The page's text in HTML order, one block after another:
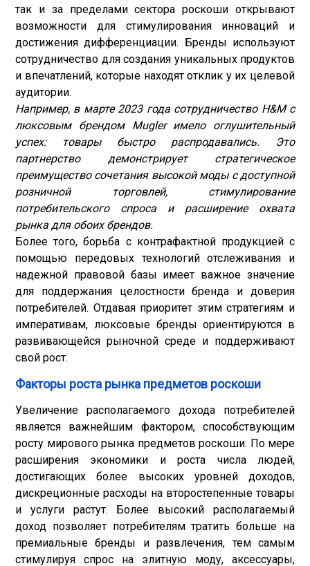
так и за пределами сектора роскоши открывают
возможности для стимулирования инноваций и
достижения дифференциации. Бренды используют
сотрудничество для создания уникальных продуктов
и впечатлений, которые находят отклик у их целевой
аудитории.
Например, в марте 2023 года сотрудничество H&M с
люксовым брендом Mugler имело оглушительный
успех: товары быстро распродавались. Это
партнерство демонстрирует стратегическое
преимущество сочетания высокой моды с доступной
розничной торговлей, стимулирование
потребительского спроса и расширение охвата
рынка для обоих брендов.
Более того, борьба с контрафактной продукцией с
помощью передовых технологий отслеживания и
надежной правовой базы имеет важное значение
для поддержания целостности бренда и доверия
потребителей. Отдавая приоритет этим стратегиям и
императивам, люксовые бренды ориентируются в
развивающейся рыночной среде и поддерживают
свой рост.
Факторы роста рынка предметов роскоши
Увеличение располагаемого дохода потребителей
является важнейшим фактором, способствующим
росту мирового рынка предметов роскоши. По мере
расширения экономики и роста числа людей,
достигающих более высоких уровней доходов,
дискреционные расходы на второстепенные товары
и услуги растут. Более высокий располагаемый
доход позволяет потребителям тратить больше на
премиальные бренды и развлечения, тем самым
стимулируя спрос на элитную моду, аксессуары,